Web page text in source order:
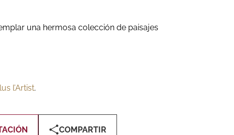
una hermosa colección de paisajes
l’Artist.
COMPARTIR